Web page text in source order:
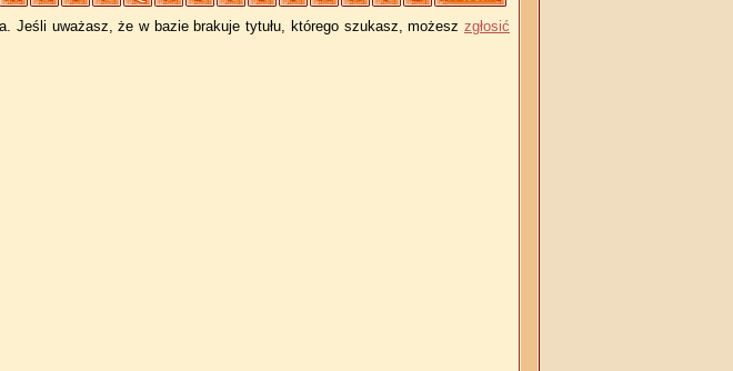
Jeśli uważasz, że w bazie brakuje tytułu, którego szukasz, możesz zgłosić